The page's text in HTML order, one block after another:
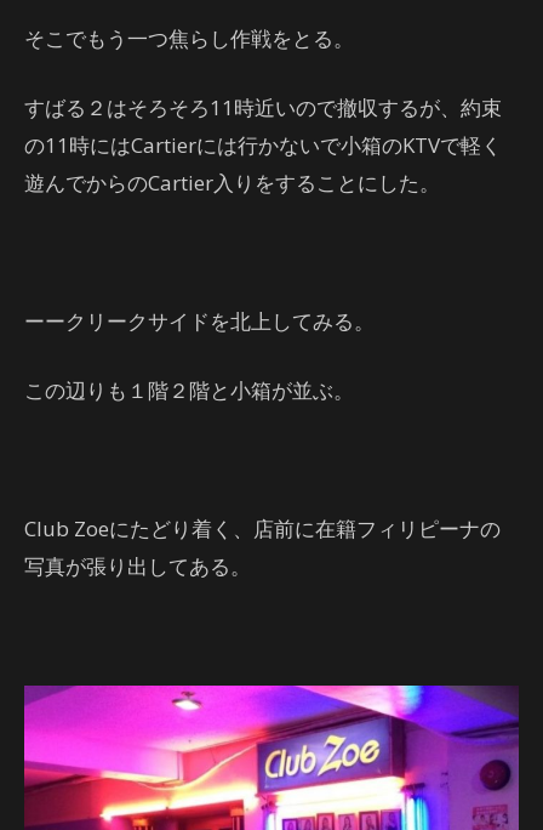
そこでもう一つ焦らし作戦をとる。
すばる２はそろそろ11時近いので撤収するが、約束
の11時にはCartierには行かないで小箱のKTVで軽く
遊んでからのCartier入りをすることにした。
ーークリークサイドを北上してみる。
この辺りも１階２階と小箱が並ぶ。
Club Zoeにたどり着く、店前に在籍フィリピーナの
写真が張り出してある。